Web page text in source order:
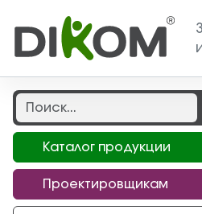
Каталог продукции
Проектировщикам